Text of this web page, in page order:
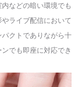
などの暗い環境でも
ライブ配信において
クトでありながら十
でも即座に対応でき